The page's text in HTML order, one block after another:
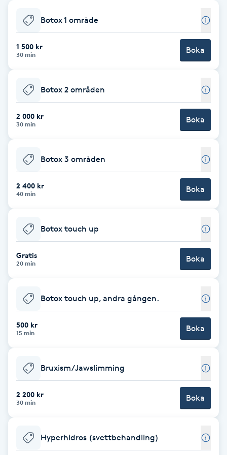
Babylights
Balayage
Barber
BIAB
Blowout
Brynfärgning
Brynplockning
Bröllopsuppsättning
C
Celluliter
Coachning
Botox 1 område
1 500 kr
30 min Boka
Botox 2 områden
2 000 kr
30 min Boka
Botox 3 områden
2 400 kr
40 min Boka
Botox touch up
Gratis
20 min Boka
Botox touch up, andra gången.
500 kr
15 min Boka
Bruxism/Jawslimming
2 200 kr
30 min Boka
Hyperhidros (svettbehandling)